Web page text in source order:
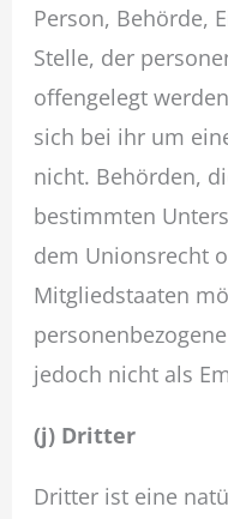
Person, Behörde,
Stelle, der
offengelegt
sich bei ihr um
nicht. Behörden,
bestimmten
dem Unionsrecht
Mitgliedstaaten
jedoch nicht als
(j) Dritter
Dritter ist eine